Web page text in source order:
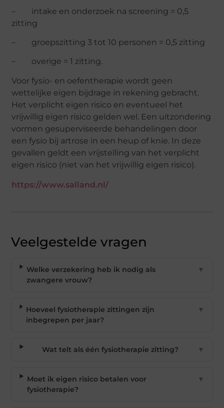
– intake en onderzoek na screening = 0,5
zitting
– groepszitting 3 tot 10 personen = 0,5 zitting
– overige = 1 zitting.
Voor fysio- en oefentherapie wordt geen
wettelijke eigen bijdrage in rekening gebracht.
Het verplicht eigen risico en eventueel het
vrijwillig eigen risico gelden wel. Een uitzondering
vormen gesuperviseerde behandelingen door
een fysio bij artrose in een heup of knie. In deze
gevallen geldt een vrijstelling van het verplicht
eigen risico (niet van het vrijwillig eigen risico).
https://www.salland.nl/
Veelgestelde vragen
Welke verzekering heb ik nodig als
zwangere vrouw?
▼
Hoeveel fysiotherapie zittingen zijn
inbegrepen per jaar?
▼
Wat telt als één fysiotherapie zitting? ▼
Moet ik eigen risico betalen voor
fysiotherapie?
▼